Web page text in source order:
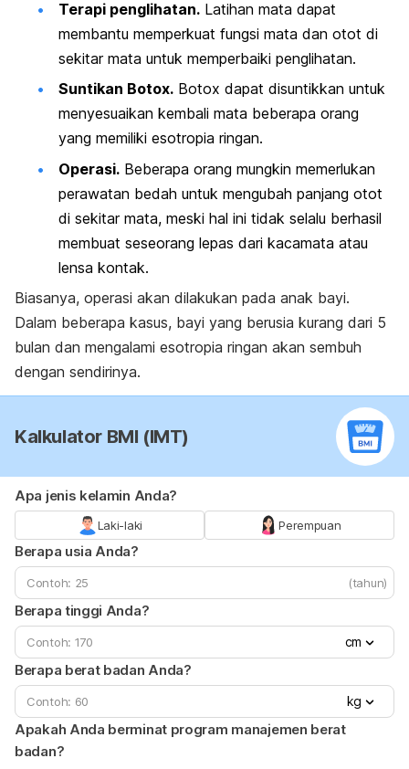
Terapi penglihatan. Latihan mata dapat
membantu memperkuat fungsi mata dan otot di
sekitar mata untuk memperbaiki penglihatan.
Suntikan Botox. Botox dapat disuntikkan untuk
menyesuaikan kembali mata beberapa orang
yang memiliki esotropia ringan.
Operasi. Beberapa orang mungkin memerlukan
perawatan bedah untuk mengubah panjang otot
di sekitar mata, meski hal ini tidak selalu berhasil
membuat seseorang lepas dari kacamata atau
lensa kontak.
Biasanya, operasi akan dilakukan pada anak bayi.
Dalam beberapa kasus, bayi yang berusia kurang dari 5
bulan dan mengalami esotropia ringan akan sembuh
dengan sendirinya.
Kalkulator BMI (IMT)
Apa jenis kelamin Anda?
Laki-laki Perempuan
Berapa usia Anda?
(tahun)
Berapa tinggi Anda?
cm
Berapa berat badan Anda?
kg
Apakah Anda berminat program manajemen berat
badan?